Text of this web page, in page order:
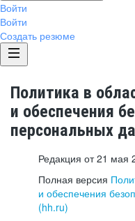
Войти
Войти
Создать резюме
Политика в
и обеспечения
персональных
Редакция от 21 мая
Полная версия
и обеспечения
(hh.ru)